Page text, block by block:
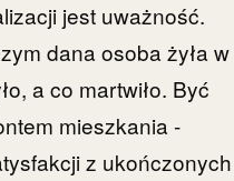
jest uważność.
dana osoba żyła w
a co martwiło. Być
mieszkania -
z ukończonych